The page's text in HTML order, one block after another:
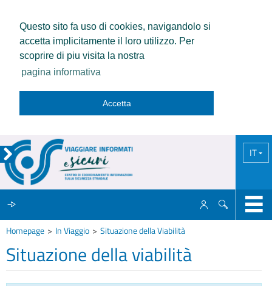
Questo sito fa uso di cookies, navigandolo si
accetta implicitamente il loro utilizzo. Per
scoprire di piu visita la nostra
pagina informativa
Accetta
IT
IL CCISS
Homepage In Viaggio Situazione della Viabilità
Situazione della viabilità